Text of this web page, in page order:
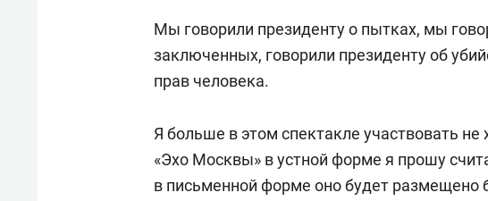
Мы говорили президенту о пытках, мы
заключенных, говорили президенту об
прав человека.
Я больше в этом спектакле участвовать не
«Эхо Москвы» в устной форме я прошу
в письменной форме оно будет размещено